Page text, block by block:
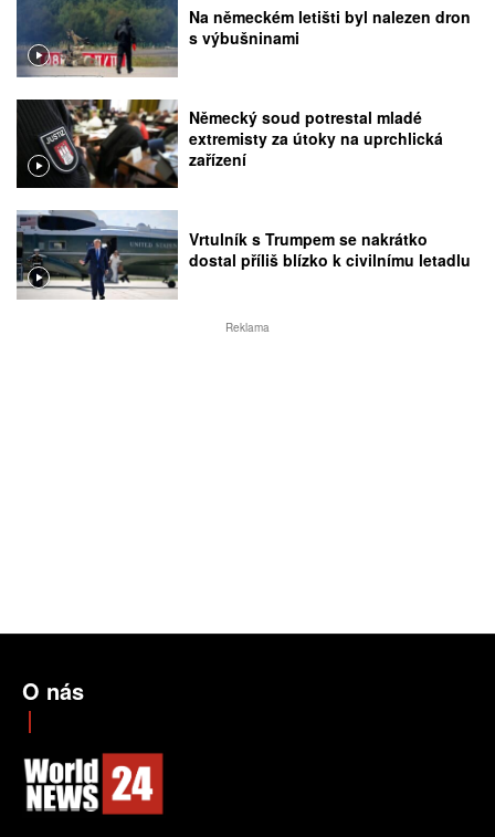
Na německém letišti byl nalezen dron
s výbušninami
Německý soud potrestal mladé
extremisty za útoky na uprchlická
zařízení
Vrtulník s Trumpem se nakrátko
dostal příliš blízko k civilnímu letadlu
Reklama
O nás